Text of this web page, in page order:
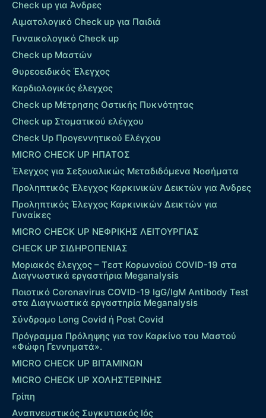
Check up για Άνδρες
Αιματολογικό Check up για Παιδιά
Γυναικολογικό Check up
Check up Μαστών
Θυρεοειδικός Έλεγχος
Καρδιολογικός έλεγχος
Check up Mέτρησης Οστικής Πυκνότητας
Check up Στοματικού ελέγχου
Check Up Προγεννητικού Ελέγχου
MICRO CHECK UP HΠΑΤΟΣ
Έλεγχος για Σεξουαλικώς Μεταδιδόμενα Νοσήματα
Προληπτικός Έλεγχος Καρκινικών Δεικτών για Άνδρες
Προληπτικός Έλεγχος Καρκινικών Δεικτών για
Γυναίκες
MICRO CHECK UP ΝΕΦΡΙΚΗΣ ΛΕΙΤΟΥΡΓΙΑΣ
CHECK UP ΣΙΔΗΡΟΠΕΝΙΑΣ
Μοριακός έλεγχος – Τεστ Κορωνοϊού COVID-19 στα
Διαγνωστικά εργαστήρια Meganalysis
Ποιοτικό Coronavirus COVID-19 IgG/IgM Antibody Test
στα Διαγνωστικά εργαστηρία Meganalysis
Σύνδρομο Long Covid ή Post Covid
Πρόγραμμα Πρόληψης για τον Καρκίνο του Μαστού
«Φώφη Γεννηματά».
MICRO CHECK UP ΒΙΤΑΜΙΝΩΝ
MICRO CHECK UP ΧΟΛΗΣΤΕΡΙΝΗΣ
Γρίπη
Αναπνευστικός Συγκυτιακός Ιός